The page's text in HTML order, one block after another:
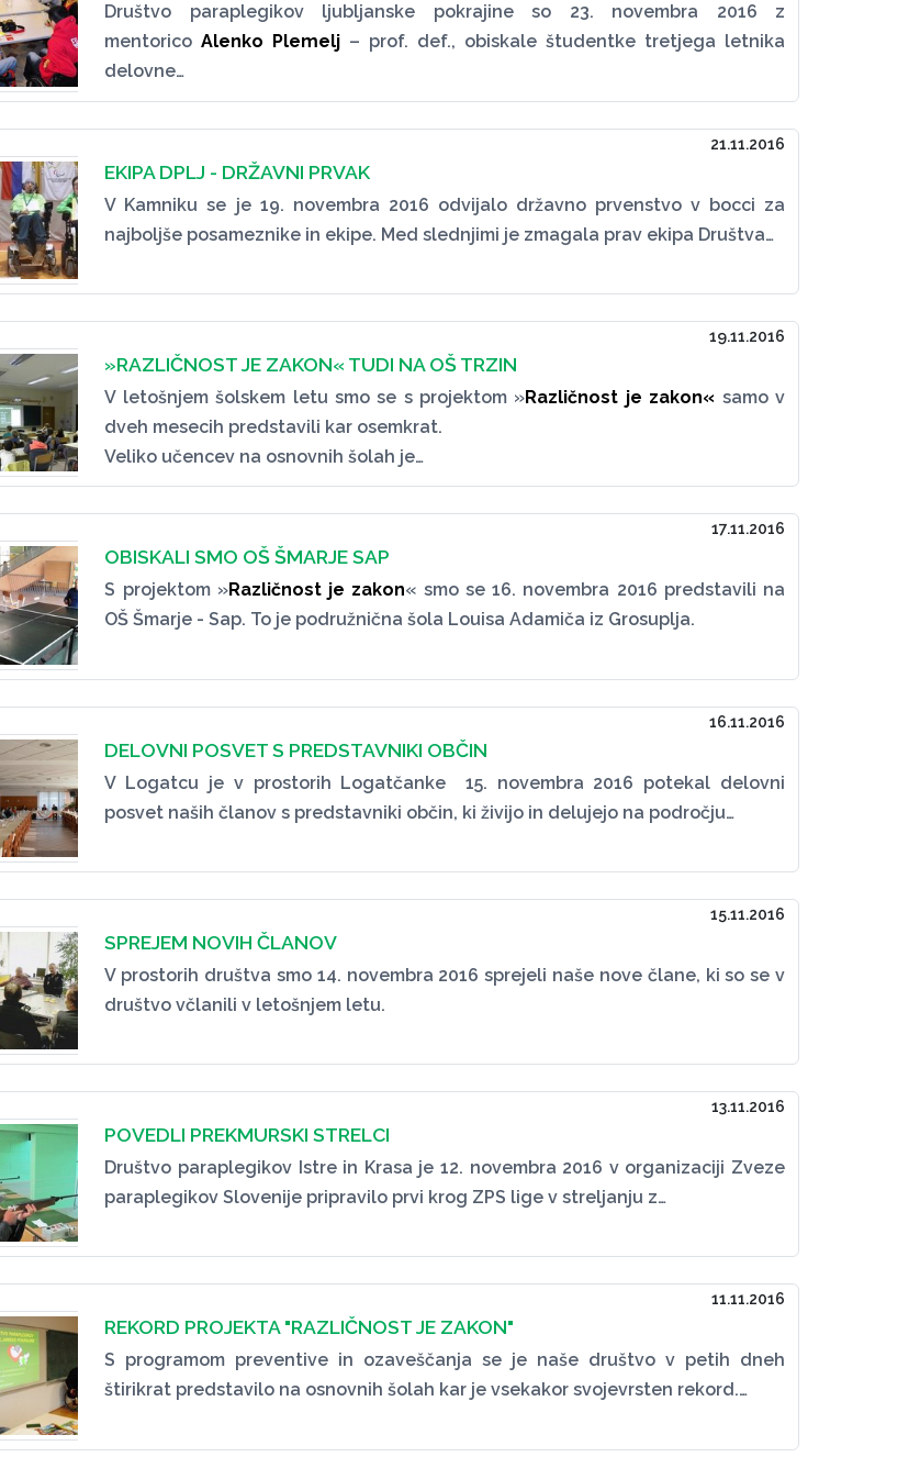
Društvo paraplegikov ljubljanske pokrajine so 23. novembra 2016 z
mentoricoAlenko Plemelj – prof. def., obiskale študentke tretjega letnika
delovne…
21.11.2016
EKIPA DPLJ - DRŽAVNI PRVAK
V Kamniku se je 19. novembra 2016 odvijalo državno prvenstvo v bocci za
najboljše posameznike in ekipe. Med slednjimi je zmagala prav ekipa Društva…
19.11.2016
»RAZLIČNOST JE ZAKON« TUDI NA OŠ TRZIN
V letošnjem šolskem letu smo se s projektom »Različnost je zakon« samo v
dveh mesecih predstavili kar osemkrat.
Veliko učencev na osnovnih šolah je…
17.11.2016
OBISKALI SMO OŠ ŠMARJE SAP
S projektom »Različnost je zakon« smo se 16. novembra 2016 predstavili na
OŠ Šmarje - Sap. To je podružnična šola Louisa Adamiča iz Grosuplja.
16.11.2016
DELOVNI POSVET S PREDSTAVNIKI OBČIN
V Logatcu je v prostorih Logatčanke 15. novembra 2016 potekal delovni
posvet naših članov s predstavniki občin, ki živijo in delujejo na področju…
15.11.2016
SPREJEM NOVIH ČLANOV
V prostorih društva smo 14. novembra 2016 sprejeli naše nove člane, ki so se v
društvo včlanili v letošnjem letu.
13.11.2016
POVEDLI PREKMURSKI STRELCI
Društvo paraplegikov Istre in Krasa je 12. novembra 2016 v organizaciji Zveze
paraplegikov Slovenije pripravilo prvi krog ZPS lige v streljanju z…
11.11.2016
REKORD PROJEKTA "RAZLIČNOST JE ZAKON"
S programom preventive in ozaveščanja se je naše društvo v petih dneh
štirikrat predstavilo na osnovnih šolah kar je vsekakor svojevrsten rekord.…